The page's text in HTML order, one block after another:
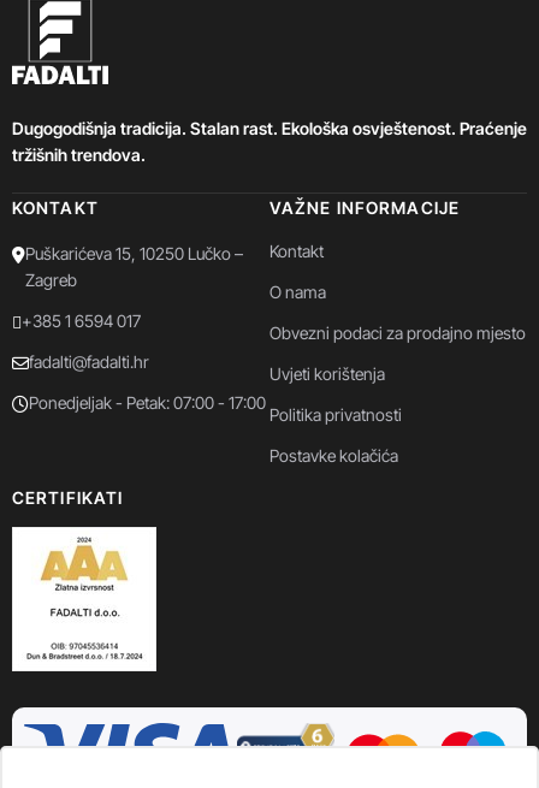
Dugogodišnja tradicija. Stalan rast. Ekološka osvještenost. Praćenje
tržišnih trendova.
KONTAKT
Puškarićeva 15, 10250 Lučko –
Zagreb
+385 1 6594 017
fadalti@fadalti.hr
Ponedjeljak - Petak: 07:00 - 17:00
VAŽNE INFORMACIJE
Kontakt
O nama
Obvezni podaci za prodajno mjesto
Uvjeti korištenja
Politika privatnosti
Postavke kolačića
CERTIFIKATI